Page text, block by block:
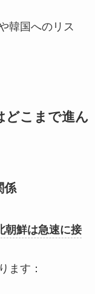
韓国へのリス
どこまで進ん
係
朝鮮は急速に接
ます：